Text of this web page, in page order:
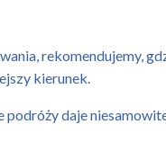
rekomendujemy,
kierunek.
podróży daje